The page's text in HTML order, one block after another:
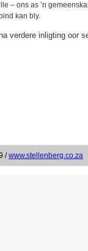
– ons as ’n
kan bly.
verdere inligting oor
/www.stellenberg.co.za